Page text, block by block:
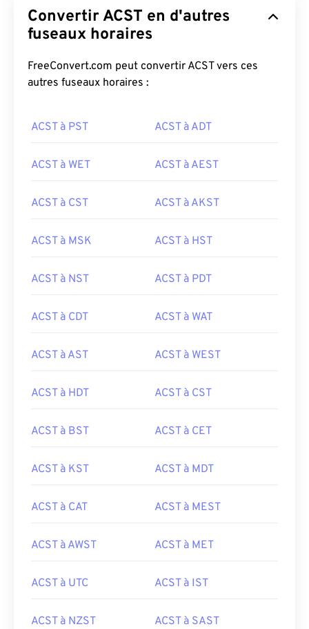
Convertir ACST en d'autres
fuseaux horaires
FreeConvert.com peut convertir ACST vers ces
autres fuseaux horaires :
ACST à PST ACST à ADT
ACST à WET ACST à AEST
ACST à CST ACST à AKST
ACST à MSK ACST à HST
ACST à NST ACST à PDT
ACST à CDT ACST à WAT
ACST à AST ACST à WEST
ACST à HDT ACST à CST
ACST à BST ACST à CET
ACST à KST ACST à MDT
ACST à CAT ACST à MEST
ACST à AWST ACST à MET
ACST à UTC ACST à IST
ACST à NZST ACST à SAST